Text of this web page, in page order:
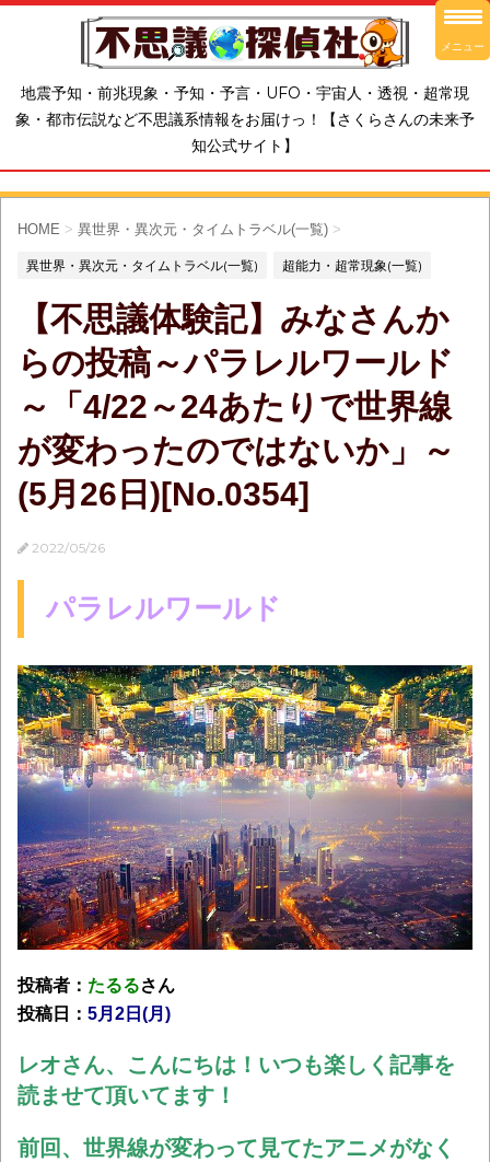
地震予知・前兆現象・予知・予言・UFO・宇宙人・透視・超常現
象・都市伝説など不思議系情報をお届けっ！【さくらさんの未来予
知公式サイト】
HOME > 異世界・異次元・タイムトラベル(一覧) >
異世界・異次元・タイムトラベル(一覧) 超能力・超常現象(一覧)
【不思議体験記】みなさんか
らの投稿～パラレルワールド
～「4/22～24あたりで世界線
が変わったのではないか」～
(5月26日)[No.0354]
2022/05/26
パラレルワールド
投稿者： たるるさん
投稿日： 5月2日(月 )
レオさん、こんにちは！いつも楽しく記事を
読ませて頂いてます！
前回、世界線が変わって見てたアニメがなく
メニュー